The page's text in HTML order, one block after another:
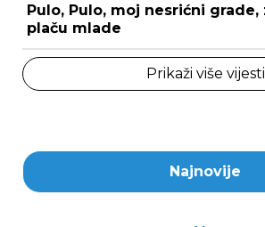
Pulo, Pulo, moj nesrićni grade,
plaču mlade
Prikaži više vijesti
Najnovije